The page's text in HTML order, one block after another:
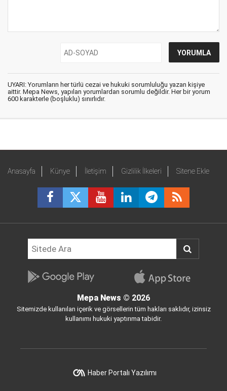
UYARI: Yorumların her türlü cezai ve hukuki sorumluluğu yazan kişiye
aittir. Mepa News, yapılan yorumlardan sorumlu değildir. Her bir yorum
600 karakterle (boşluklu) sınırlıdır.
Anasayfa Künye İletişim Gizlilik İlkeleri Sitene Ekle
Mepa News © 2026
Sitemizde kullanılan içerik ve görsellerin tüm hakları saklıdır, izinsiz
kullanımı hukuki yaptırıma tabidir.
Haber Portalı Yazılımı